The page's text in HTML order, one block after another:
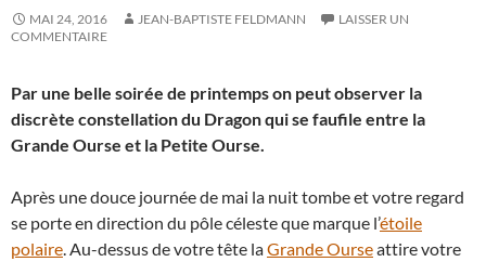
MAI 24, 2016 JEAN-BAPTISTE FELDMANN
LAISSER UN
COMMENTAIRE
Par une belle soirée de printemps on peut observer la
discrète constellation du Dragon qui se faufile entre la
Grande Ourse et la Petite Ourse.
Après une douce journée de mai la nuit tombe et votre regard
se porte en direction du pôle céleste que marque l’étoile
polaire . Au-dessus de votre tête laGrande Ourseattire votre